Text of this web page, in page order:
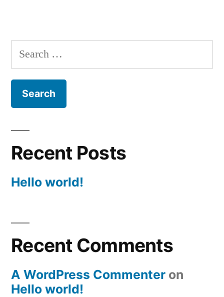
Search
for:
Recent Posts
Hello world!
Recent Comments
A WordPress Commenter on
Hello world!